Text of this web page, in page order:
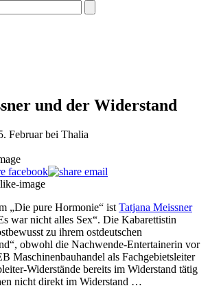
und der Widerstand
Februar bei Thalia
„Die pure Hormonie“ ist Tatjana Meissner
war nicht alles Sex“. Die Kabarettistin
zu ihrem ostdeutschen
obwohl die Nachwende-Entertainerin vor
Maschinenbauhandel als Fachgebietsleiter
Widerstände bereits im Widerstand tätig
nicht direkt im Widerstand …